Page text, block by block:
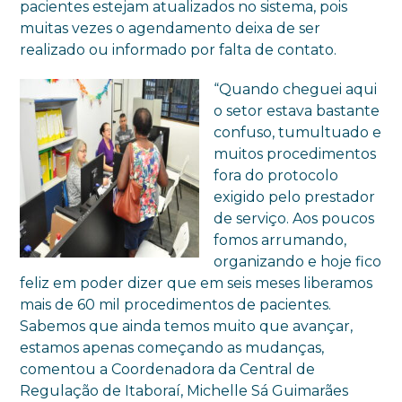
pacientes estejam atualizados no sistema, pois
muitas vezes o agendamento deixa de ser
realizado ou informado por falta de contato.
“Quando cheguei aqui
o setor estava bastante
confuso, tumultuado e
muitos procedimentos
fora do protocolo
exigido pelo prestador
de serviço. Aos poucos
fomos arrumando,
organizando e hoje fico
feliz em poder dizer que em seis meses liberamos
mais de 60 mil procedimentos de pacientes.
Sabemos que ainda temos muito que avançar,
estamos apenas começando as mudanças,
comentou a Coordenadora da Central de
Regulação de Itaboraí, Michelle Sá Guimarães